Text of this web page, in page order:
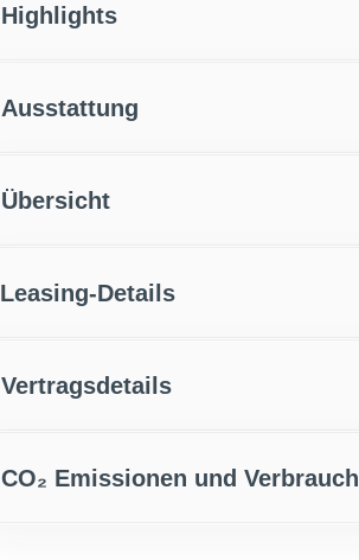
Highlights
Ausstattung
Übersicht
Leasing-Details
Vertragsdetails
CO₂ Emissionen und Verbrauch